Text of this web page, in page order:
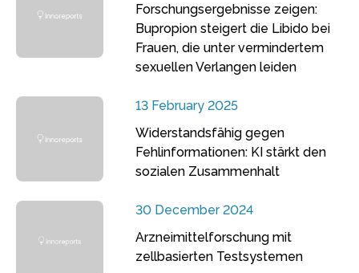
Forschungsergebnisse zeigen:
Bupropion steigert die Libido bei
Frauen, die unter vermindertem
sexuellen Verlangen leiden
13 February 2025
Widerstandsfähig gegen
Fehlinformationen: KI stärkt den
sozialen Zusammenhalt
30 December 2024
Arzneimittelforschung mit
zellbasierten Testsystemen